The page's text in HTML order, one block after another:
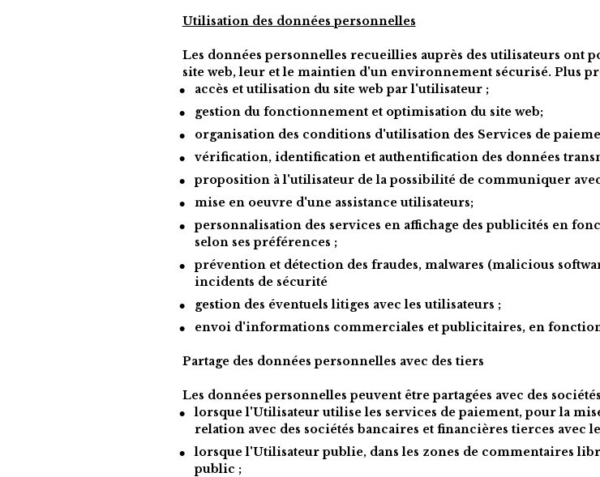
Utilisation des données personnelles
Les données personnelles recueillies auprès des utilisateurs ont
site web, leur et le maintien d'un environnement sécurisé. Plus
accès et utilisation du site web par l'utilisateur ;
gestion du fonctionnement et optimisation du site web;
organisation des conditions d'utilisation des Services de
vérification, identification et authentification des données
proposition à l'utilisateur de la possibilité de communiquer
mise en oeuvre d'une assistance utilisateurs;
personnalisation des services en affichage des publicités en
selon ses préférences ;
prévention et détection des fraudes, malwares (malicious
incidents de sécurité
gestion des éventuels litiges avec les utilisateurs ;
envoi d'informations commerciales et publicitaires, en
Partage des données personnelles avec des tiers
Les données personnelles peuvent être partagées avec des
lorsque l'Utilisateur utilise les services de paiement, pour la
relation avec des sociétés bancaires et financières tierces avec
lorsque l'Utilisateur publie, dans les zones de commentaires
public ;